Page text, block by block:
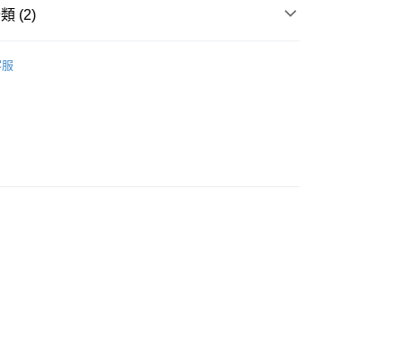
滿NT$499(含以上)免運費
(2)